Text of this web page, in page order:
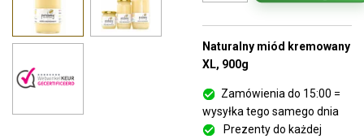
Naturalny miód kremowany
XL, 900g
Zamówienia do 15:00 =
wysyłka tego samego dnia
Prezenty do każdej